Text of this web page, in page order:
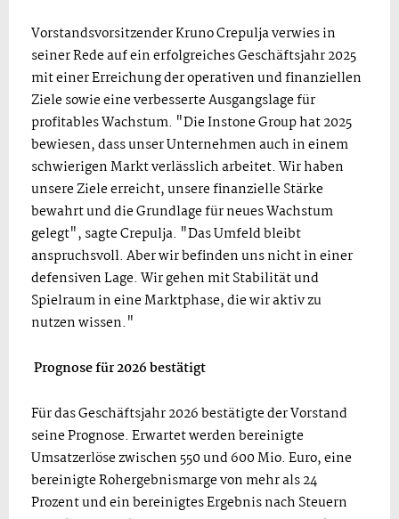
Vorstandsvorsitzender Kruno Crepulja verwies in
seiner Rede auf ein erfolgreiches Geschäftsjahr 2025
mit einer Erreichung der operativen und finanziellen
Ziele sowie eine verbesserte Ausgangslage für
profitables Wachstum. "Die Instone Group hat 2025
bewiesen, dass unser Unternehmen auch in einem
schwierigen Markt verlässlich arbeitet. Wir haben
unsere Ziele erreicht, unsere finanzielle Stärke
bewahrt und die Grundlage für neues Wachstum
gelegt", sagte Crepulja. "Das Umfeld bleibt
anspruchsvoll. Aber wir befinden uns nicht in einer
defensiven Lage. Wir gehen mit Stabilität und
Spielraum in eine Marktphase, die wir aktiv zu
nutzen wissen."
Prognose für 2026 bestätigt
Für das Geschäftsjahr 2026 bestätigte der Vorstand
seine Prognose. Erwartet werden bereinigte
Umsatzerlöse zwischen 550 und 600 Mio. Euro, eine
bereinigte Rohergebnismarge von mehr als 24
Prozent und ein bereinigtes Ergebnis nach Steuern